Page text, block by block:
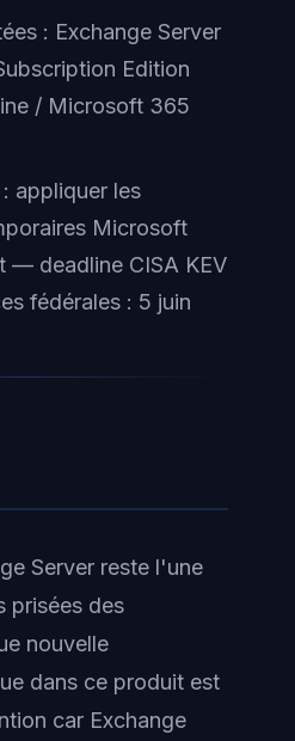
: Exchange Server
Edition
/ Microsoft 365
appliquer les
Microsoft
— deadline CISA KEV
fédérales : 5 juin
Server reste l'une
prisées des
nouvelle
dans ce produit est
car Exchange